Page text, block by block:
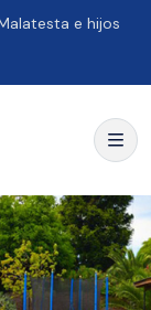
e hijos